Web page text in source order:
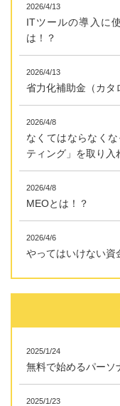
2026/4/13
ITツールの導入に
は！？
2026/4/13
省力化補助金（カタ
2026/4/8
なくてはならなく
ティング」を取り入
2026/4/8
MEOとは！？
2026/4/6
やってはいけない資
2025/1/24
無料で始めるパーソ
2025/1/23